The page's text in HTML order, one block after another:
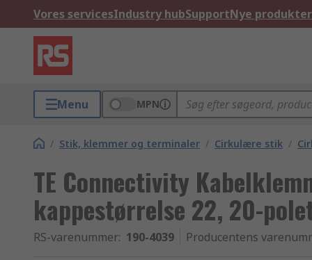
Vores servicesIndustry hubSupportNye produkter
Menu MPN
/ Stik, klemmer og terminaler / Cirkulære stik /
TE Connectivity
kappestørrelse 22, 20-
RS-varenummer: 190-4039 Producentens